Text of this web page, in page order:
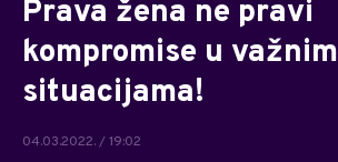
Prava žena ne pravi
kompromise u važnim
situacijama!
04.03.2022. / 19:02